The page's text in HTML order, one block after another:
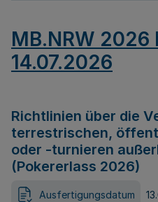
MB.NRW 2026
14.07.2026
Richtlinien über die
terrestrischen,
oder -turnieren
(Pokererlass 2026)
Ausfertigungsdatum